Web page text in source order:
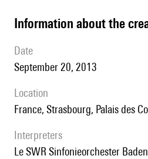
information about the
date
September 20, 2013
location
France, Strasbourg, Palais des
interpreters
le SWR Sinfonieorchester Baden-Baden und Freiburg,